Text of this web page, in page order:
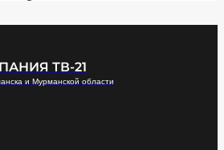
ТВ-21
и Мурманской области